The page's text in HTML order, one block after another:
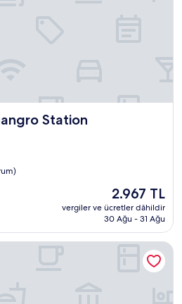
Station
Station
Güncel
fiyat:
2.967 TL
2.967 TL
vergiler ve ücretler dâhildir
30 Ağu - 31 Ağu
Yuseong